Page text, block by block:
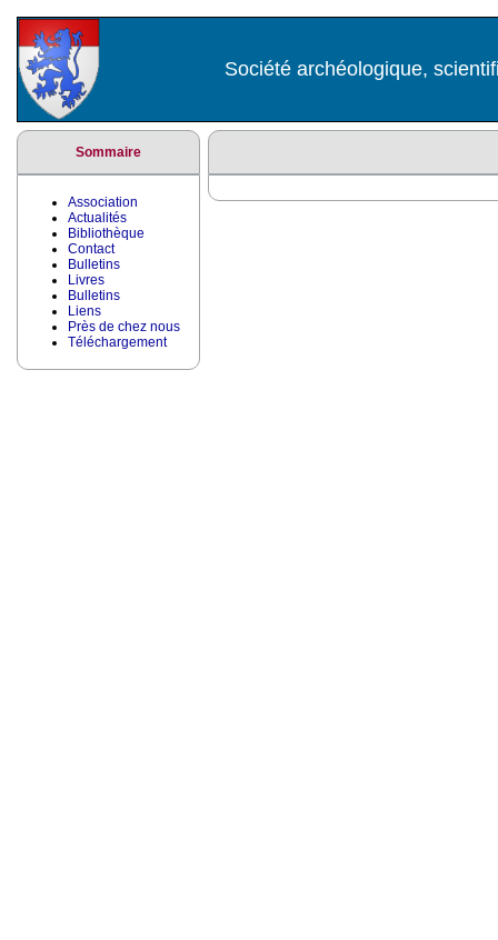
Société archéologique,
Sommaire
Association
Actualités
Bibliothèque
Contact
Bulletins
Livres
Bulletins
Liens
Près de chez nous
Téléchargement